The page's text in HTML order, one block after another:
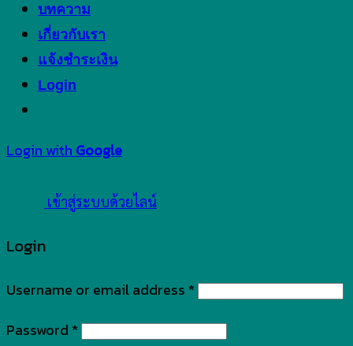
บทความ
เกี่ยวกับเรา
แจ้งชำระเงิน
Login
Login with Google
เข้าสู่ระบบด้วยไลน์
Login
Username or email address *
Password *